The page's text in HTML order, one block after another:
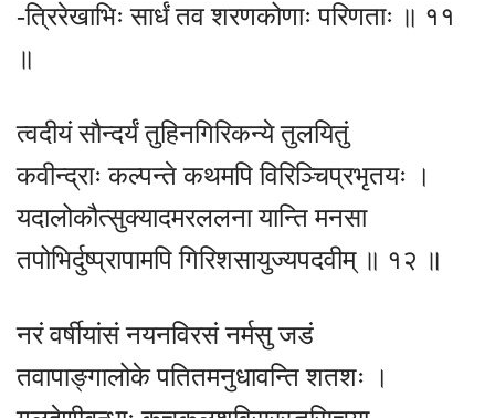
-त्रिरेखाभिः सार्धं तव शरणकोणाः परिणताः ॥ ११
॥
त्वदीयं सौन्दर्यं तुहिनगिरिकन्ये तुलयितुं
कवीन्द्राः कल्पन्ते कथमपि विरिञ्चिप्रभृतयः ।
यदालोकौत्सुक्यादमरललना यान्ति मनसा
तपोभिर्दुष्प्रापामपि गिरिशसायुज्यपदवीम् ॥ १२ ॥
नरं वर्षीयांसं नयनविरसं नर्मसु जडं
तवापाङ्गालोके पतितमनुधावन्ति शतशः ।